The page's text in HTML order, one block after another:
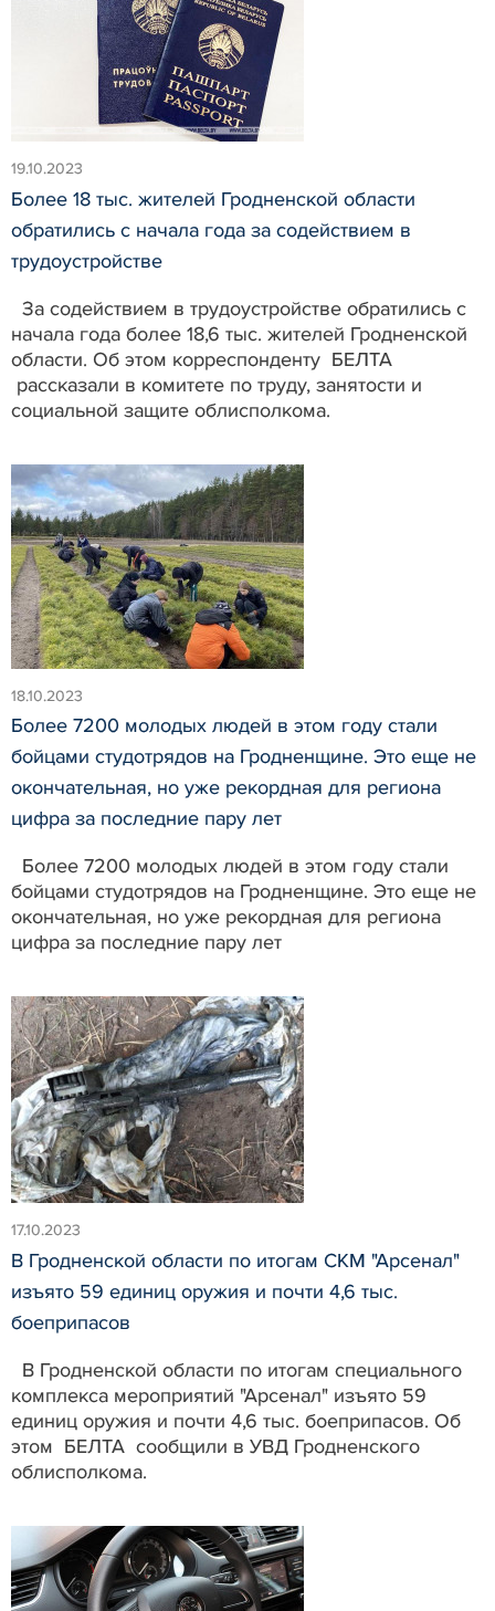
19.10.2023
Более 18 тыс. жителей Гродненской области
обратились с начала года за содействием в
трудоустройстве
За содействием в трудоустройстве обратились с
начала года более 18,6 тыс. жителей Гродненской
области. Об этом корреспонденту БЕЛТА
рассказали в комитете по труду, занятости и
социальной защите облисполкома.
18.10.2023
Более 7200 молодых людей в этом году стали
бойцами студотрядов на Гродненщине. Это еще не
окончательная, но уже рекордная для региона
цифра за последние пару лет
Более 7200 молодых людей в этом году стали
бойцами студотрядов на Гродненщине. Это еще не
окончательная, но уже рекордная для региона
цифра за последние пару лет
17.10.2023
В Гродненской области по итогам СКМ "Арсенал"
изъято 59 единиц оружия и почти 4,6 тыс.
боеприпасов
В Гродненской области по итогам специального
комплекса мероприятий "Арсенал" изъято 59
единиц оружия и почти 4,6 тыс. боеприпасов. Об
этом БЕЛТА сообщили в УВД Гродненского
облисполкома.